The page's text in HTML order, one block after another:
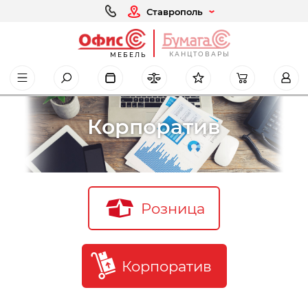
Ставрополь
МЕБЕЛЬ КАНЦТОВАРЫ
Корпоратив
Розница
Корпоратив